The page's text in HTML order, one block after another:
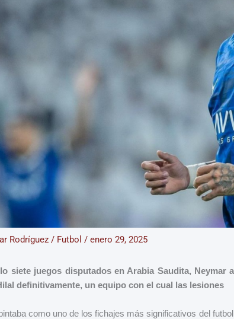
Rodríguez / Futbol / enero 29, 2025
siete juegos disputados en Arabia Saudita, Neymar
definitivamente, un equipo con el cual las lesiones
como uno de los fichajes más significativos del